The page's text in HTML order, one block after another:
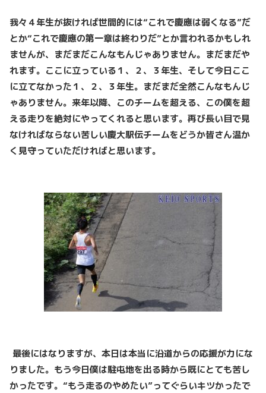
我々４年生が抜ければ世間的には“これで慶應は弱くなる”だ
とか“これで慶應の第一章は終わりだ”とか言われるかもしれ
ませんが、まだまだこんなもんじゃありません。まだまだや
れます。ここに立っている１、２、３年生、そして今日ここ
に立てなかった１、２、３年生。まだまだ全然こんなもんじ
ゃありません。来年以降、このチームを超える、この僕を超
える走りを絶対にやってくれると思います。再び長い目で見
なければならない苦しい慶大駅伝チームをどうか皆さん温か
く見守っていただければと思います。
最後にはなりますが、本日は本当に沿道からの応援が力にな
りました。もう今日僕は駐屯地を出る時から既にとても苦し
かったです。“もう走るのやめたい”ってぐらいキツかったで